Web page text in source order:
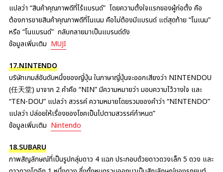
แปลว่า “สินค้าคุณภาพดีที่ไร้แบรนด์” โดยความตั้งใจแรกของผู้ก่อตั้ง คือ
ต้องการขายสินค้าคุณภาพดีที่โนเนม คือไม่ต้องมีแบรนด์ แต่สุดท้าย “โนเนม”
หรือ “โนแบรนด์” กลับกลายมาเป็นแบรนด์ดัง
ข้อมูลเพิ่มเติม MUJI
17.NINTENDO
บริษัทเกมส์อันดับหนึ่งของญี่ปุ่น ในภาษาญี่ปุ่นจะออกเสียงว่า NINTENDOU
(任天堂) มาจาก 2 คำคือ “NIN” มีความหมายว่า มอบความไว้วางใจ และ
“TEN-DOU” แปลว่า สวรรค์ ความหมายโดยรวมของคำว่า “NINTENDO”
แปลว่า ปล่อยให้เรื่องของโชคเป็นไปตามสวรรค์กำหนด”
ข้อมูลเพิ่มเติม Nintendo
18.SUBARU
ภาพสัญลักษณ์ที่เป็นรูปกลุ่มดาว 4 แฉก ประกอบด้วยดาวดวงเล็ก 5 ดวง และ